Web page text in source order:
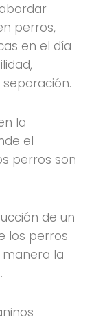
perros,
en el día
la
el
perros son
de un
los perros
manera la